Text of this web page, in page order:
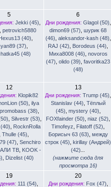
5
Jekki (45)
,petrovich5880
(40)
(37)
(48)
6
Дни рождения: Glagol (50)
dimon69 (57) ,шурик 68
(46) aleksandor-kash (48)
RAJ (42)
Borodeus (44)
Миха8008 (46) novoros
(47) ,olido (39) ,favoritka23
(48)
12
Klopik82
(50) ilya
promobass (38)
,Silvestr (53)
RocknRolla
,Thulle (45)
(47) Senchiro
ТВ KOOK -
Dizelist (40)
13
Дни рождения: Trump (45)
Stanislav (44) Тёплый
(45) mystery (40)
FOXfainder (50) ,niaz (52)
Timofeyz
Filatoff (52)
Борисыч 63 (63) между
строк (45) ,kirillay (Андрей)
(42)
(нажмите сюда для
просмотра 16)
19
111 (54)
20
Дни рождения: Fox (47)